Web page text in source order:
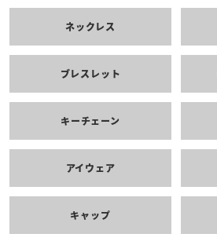
ネックレス
ブレスレット
キーチェーン
アイウェア
キャップ